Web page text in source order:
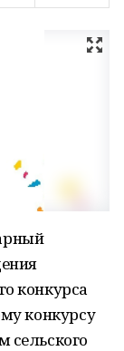
конкурса
конкурсу
сельского